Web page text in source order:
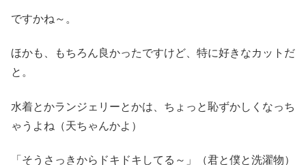
ですかね～。
ほかも、もちろん良かったですけど、特に好きなカットだ
と。
水着とかランジェリーとかは、ちょっと恥ずかしくなっち
ゃうよね（天ちゃんかよ）
「そうさっきからドキドキしてる～」（君と僕と洗濯物）